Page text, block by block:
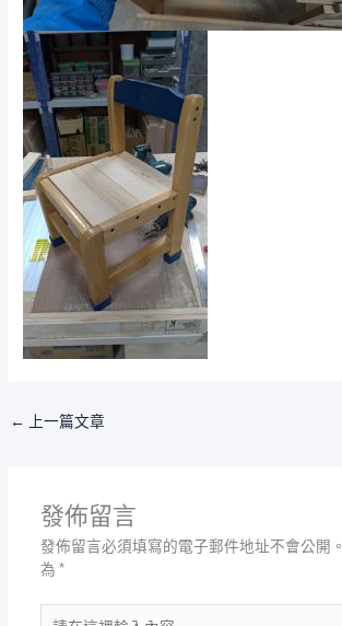
← 上一篇文章
發佈留言
發佈留言必須填寫的電子郵件地址不會公開。
為 *